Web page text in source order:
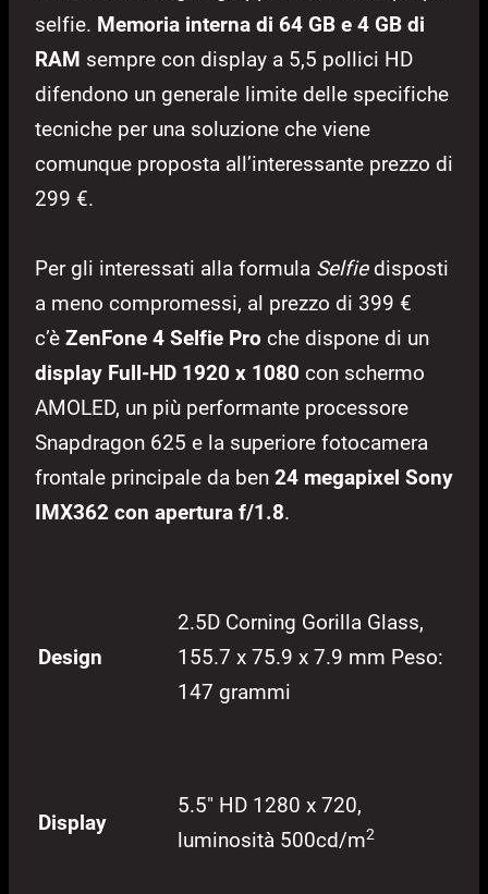
selfie. Memoria interna di 64 GB e 4 GB di
RAM sempre con display a 5,5 pollici HD
difendono un generale limite delle specifiche
tecniche per una soluzione che viene
comunque proposta all’interessante prezzo di
299 €.
Per gli interessati alla formula Selfiedisposti
a meno compromessi, al prezzo di 399 €
c’è ZenFone 4 Selfie Pro che dispone di un
display Full-HD 1920 x 1080 con schermo
AMOLED, un più performante processore
Snapdragon 625 e la superiore fotocamera
frontale principale da ben 24 megapixel Sony
IMX362 con apertura f/1.8.
Design
2.5D Corning Gorilla Glass,
155.7 x 75.9 x 7.9 mm Peso:
147 grammi
Display
5.5″ HD 1280 x 720,
luminosità 500cd/m2